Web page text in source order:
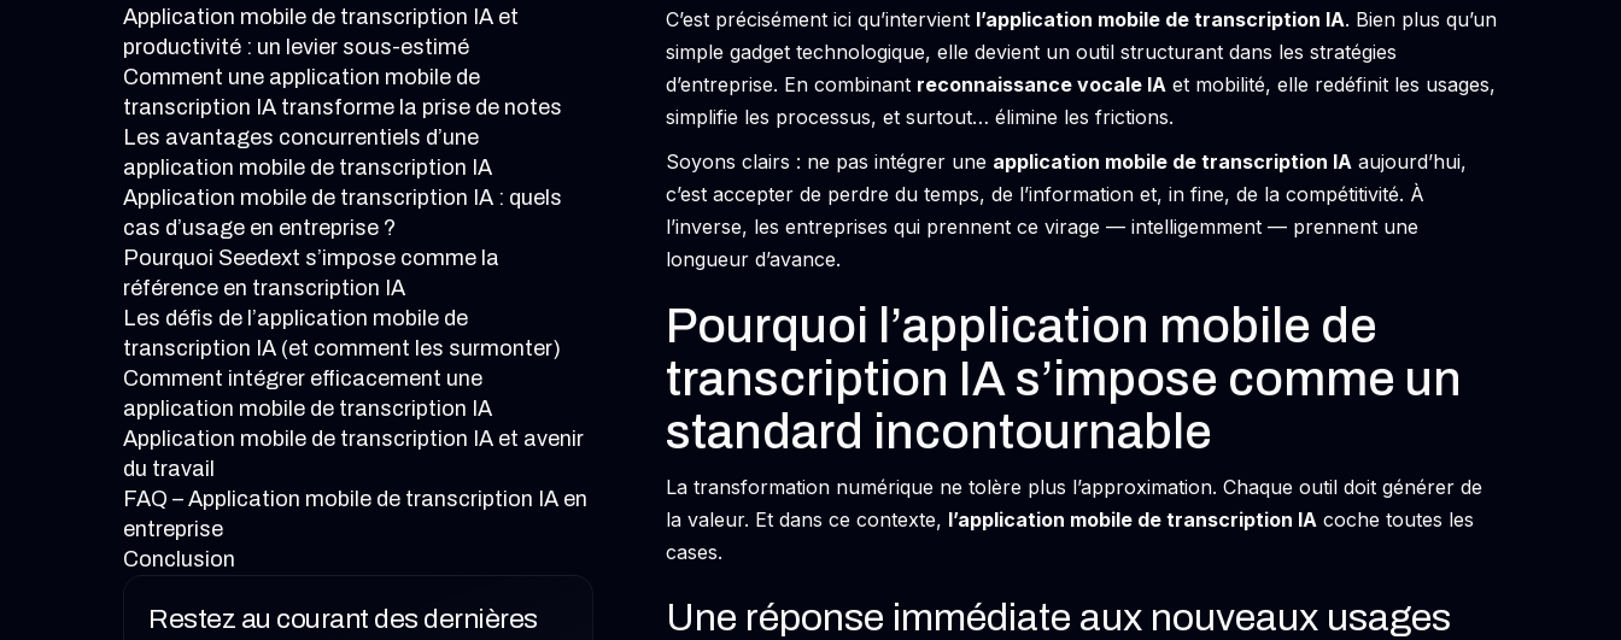
Application mobile de transcription IA et
productivité : un levier sous-estimé
Comment une application mobile de
transcription IA transforme la prise de notes
Les avantages concurrentiels d’une
application mobile de transcription IA
Application mobile de transcription IA : quels
cas d’usage en entreprise ?
Pourquoi Seedext s’impose comme la
référence en transcription IA
Les défis de l’application mobile de
transcription IA (et comment les surmonter)
Comment intégrer efficacement une
application mobile de transcription IA
Application mobile de transcription IA et avenir
du travail
FAQ – Application mobile de transcription IA en
entreprise
Conclusion
Restez au courant des dernières
C’est précisément ici qu’intervient l’application mobile de transcription IA. Bien plus qu’un
simple gadget technologique, elle devient un outil structurant dans les stratégies
d’entreprise. En combinant reconnaissance vocale IA et mobilité, elle redéfinit les usages,
simplifie les processus, et surtout… élimine les frictions.
Soyons clairs : ne pas intégrer une application mobile de transcription IA aujourd’hui,
c’est accepter de perdre du temps, de l’information et, in fine, de la compétitivité. À
l’inverse, les entreprises qui prennent ce virage — intelligemment — prennent une
longueur d’avance.
Pourquoi l’application mobile de
transcription IA s’impose comme un
standard incontournable
La transformation numérique ne tolère plus l’approximation. Chaque outil doit générer de
la valeur. Et dans ce contexte, l’application mobile de transcription IA coche toutes les
cases.
Une réponse immédiate aux nouveaux usages